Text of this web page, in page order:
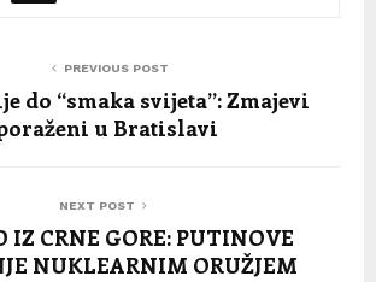
PREVIOUS POST
do “smaka svijeta”: Zmajevi
u Bratislavi
NEXT POST
IZ CRNE GORE: PUTINOVE
NUKLEARNIM ORUŽJEM